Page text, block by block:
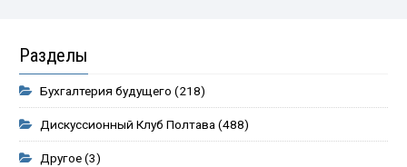
Разделы
Бухгалтерия будущего (218)
Дискуссионный Клуб Полтава(488)
Другое(3)